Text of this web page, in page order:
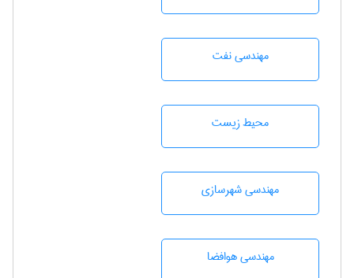
مهندسی نفت
محيط زيست
مهندسی شهرسازی
مهندسی هوافضا